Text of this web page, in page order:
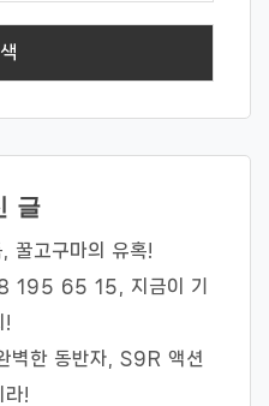
글
꿀고구마의 유혹!
195 65 15, 지금이 기
!
벽한 동반자, S9R 액션
라!